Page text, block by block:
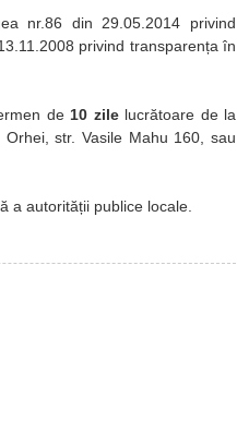
nr.86 din 29.05.2014 privind
privind transparența în
de 10 zilelucrătoare de la
str. Vasile Mahu 160, sau
a autorității publice locale.